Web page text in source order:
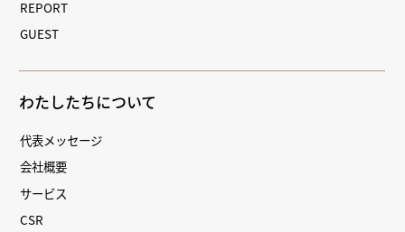
REPORT
GUEST
わたしたちについて
代表メッセージ
会社概要
サービス
CSR